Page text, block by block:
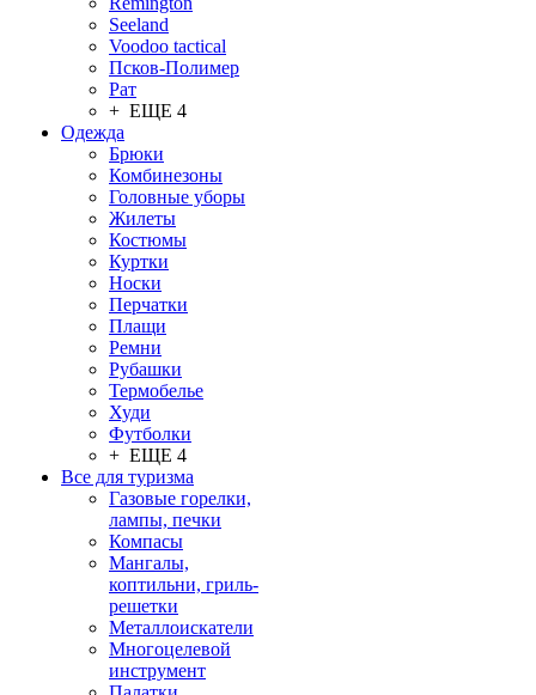
Seeland
Voodoo tactical
Псков-Полимер
Рат
+ ЕЩЕ 4
Одежда
Брюки
Комбинезоны
Головные уборы
Жилеты
Костюмы
Куртки
Носки
Перчатки
Плащи
Ремни
Рубашки
Термобелье
Худи
Футболки
+ ЕЩЕ 4
Все для туризма
Газовые горелки,
лампы, печки
Компасы
Мангалы,
коптильни, гриль-
решетки
Металлоискатели
Многоцелевой
инструмент